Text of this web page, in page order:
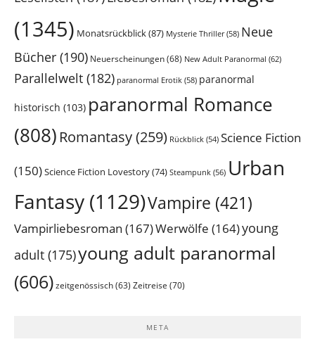
(1345) Monatsrückblick(87) Mysterie Thriller(58) Neue
Bücher (190) Neuerscheinungen(68) New Adult Paranormal (62)
Parallelwelt (182) paranormal Erotik (58) paranormal
historisch (103) paranormal Romance
(808) Romantasy(259) Rückblick (54) Science Fiction
(150)Science Fiction Lovestory(74) Steampunk (56) Urban
Fantasy (1129)Vampire (421)
Vampirliebesroman (167)Werwölfe (164)young
adult (175)young adult paranormal
(606) zeitgenössisch (63) Zeitreise (70)
META